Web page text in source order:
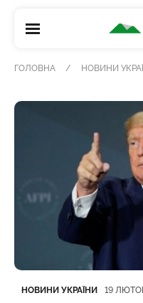
ГОЛОВНА НОВИНИ
Категорія
НОВИНИ УКРАЇНИ
Дата публікації 19